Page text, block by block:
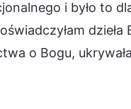
i było to
o Bogu,